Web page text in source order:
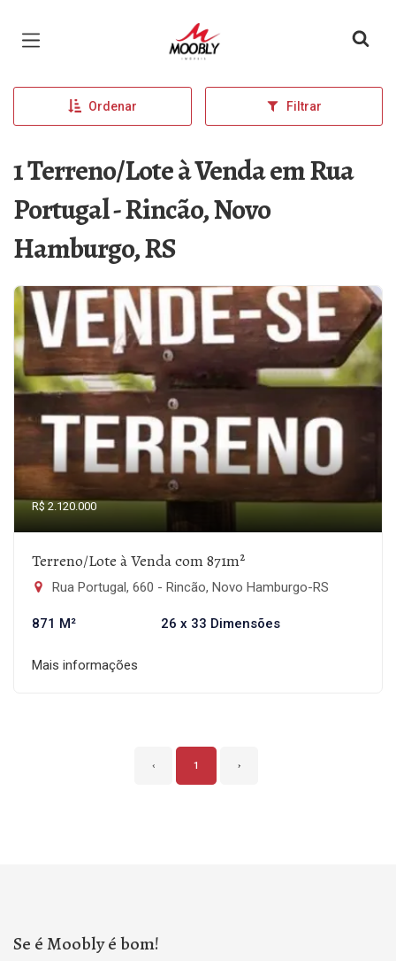
Página inicial
Ordenar Filtrar
1 Terreno/Lote à Venda em Rua
Portugal - Rincão, Novo
Hamburgo, RS
R$ 2.120.000
Terreno/Lote à Venda com 871m²
Rua Portugal, 660 - Rincão, Novo Hamburgo-RS
871 M² 26 x 33 Dimensões
Mais informações
‹ 1 ›
Se é Moobly é bom!